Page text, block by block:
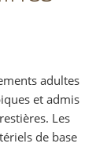
adultes
et admis
Les
de base